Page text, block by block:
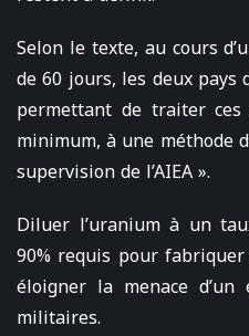
Selon le texte, au cours
de 60 jours, les deux pays
permettant de traiter
minimum, à une méthode
supervision de l’AIEA ».
Diluer l’uranium à un
90% requis pour
éloigner la menace
militaires.